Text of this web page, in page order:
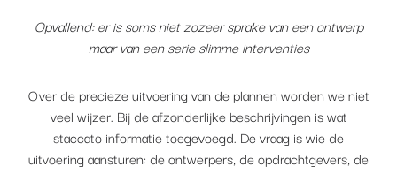
Opvallend: er is soms niet zozeer sprake van een ontwerp
maar van een serie slimme interventies
Over de precieze uitvoering van de plannen worden we niet
veel wijzer. Bij de afzonderlijke beschrijvingen is wat
staccato informatie toegevoegd. De vraag is wie de
uitvoering aansturen: de ontwerpers, de opdrachtgevers, de